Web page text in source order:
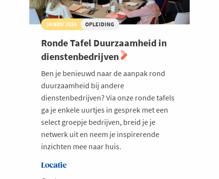
24 NOV 2026 OPLEIDING
Ronde Tafel Duurzaamheid in
dienstenbedrijven
Ben je benieuwd naar de aanpak rond
duurzaamheid bij andere
dienstenbedrijven? Via onze ronde tafels
ga je enkele uurtjes in gesprek met een
select groepje bedrijven, breid je je
netwerk uit en neem je inspirerende
inzichten mee naar huis.
Locatie